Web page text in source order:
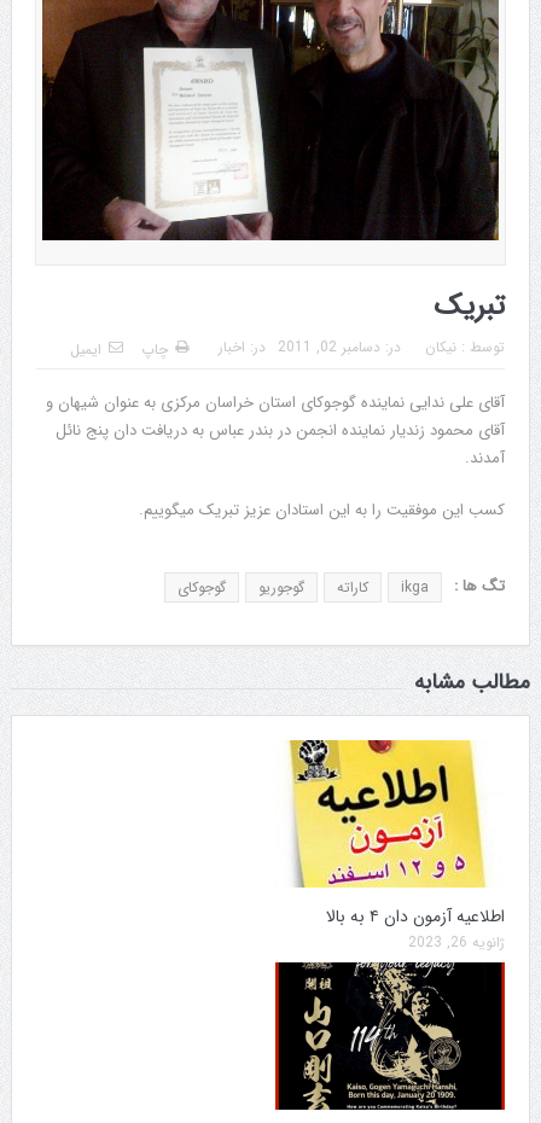
تبریک
توسط : نیکان در: دسامبر 02, 2011 در: اخبار چاپ ایمیل
آقای علی ندایی نماینده گوجوکای استان خراسان مرکزی به عنوان شیهان و
آقای محمود زندیار نماینده انجمن در بندر عباس به دریافت دان پنج نائل
آمدند.
کسب این موفقیت را به این استادان عزیز تبریک میگوییم.
تگ ها : ikga کاراته گوجوریو گوجوکای
مطالب مشابه
اطلاعیه آزمون دان ۴ به بالا
ژانویه 26, 2023